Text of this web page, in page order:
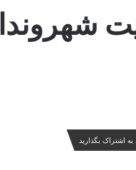
اشتراک بگذارید